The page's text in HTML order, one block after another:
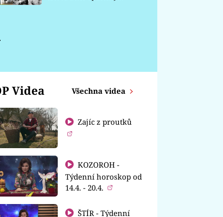
Videa Všechna videa
Zajíc z proutků
KOZOROH -
Týdenní horoskop od
14.4. - 20.4.
ŠTÍR - Týdenní